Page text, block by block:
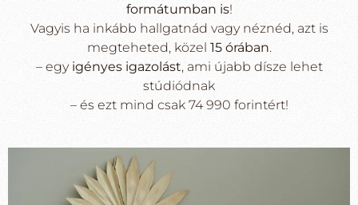
formátumban is!
Vagyis ha inkább hallgatnád vagy néznéd, azt is
megteheted, közel 15 órában.
– egy igényes igazolást, ami újabb dísze lehet
stúdiódnak
– és ezt mind csak 74 990 forintért!